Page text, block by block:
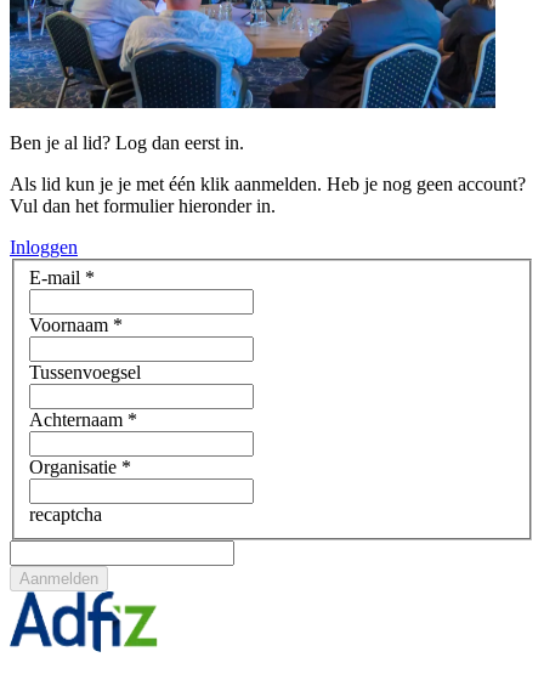
Ben je al lid? Log dan eerst in.
Als lid kun je je met één klik aanmelden. Heb je nog geen account?
Vul dan het formulier hieronder in.
Inloggen
E-mail *
Voornaam *
Tussenvoegsel
Achternaam *
Organisatie *
recaptcha